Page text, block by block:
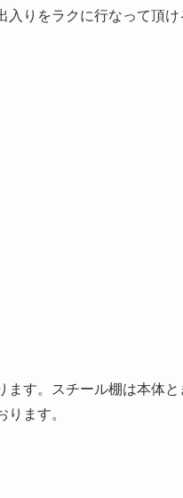
入りをラクに行なって頂
ます。スチール棚は本体
ます。